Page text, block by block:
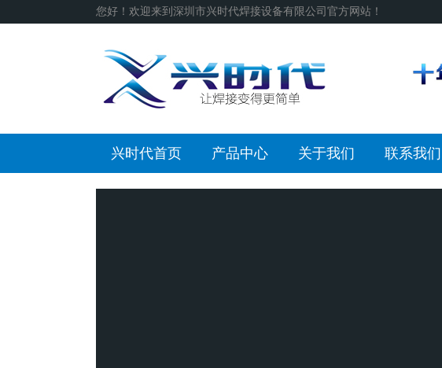
您好！欢迎来到深圳市兴时代焊接设备有限公司官方网站！
兴时代首页 产品中心 关于我们 联系我们